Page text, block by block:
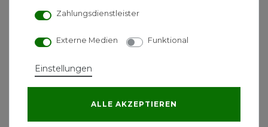
Jobs
AGB
Widerrufsrecht
Zahlungsdienstleister
Externe Medien Funktional
Einstellungen
ALLE AKZEPTIEREN